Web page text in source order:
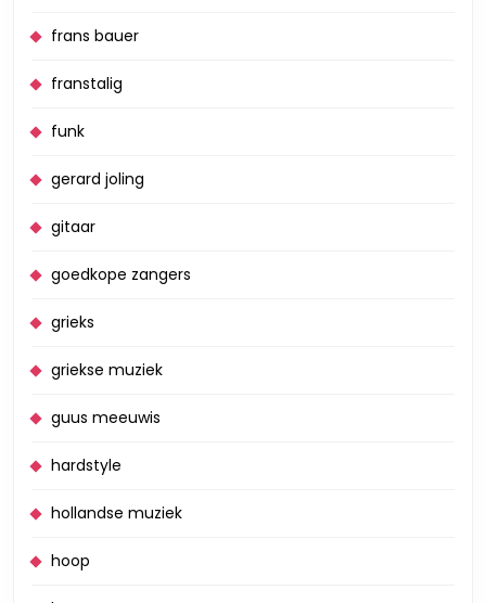
frans bauer
franstalig
funk
gerard joling
gitaar
goedkope zangers
grieks
griekse muziek
guus meeuwis
hardstyle
hollandse muziek
hoop